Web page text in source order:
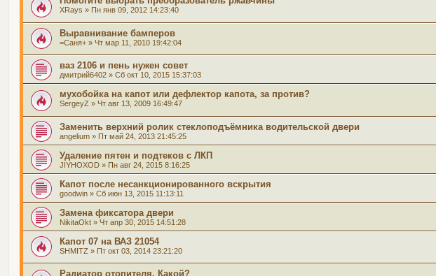
XRays » Пн янв 09, 2012 14:23:40
Выравнивание бамперов
=Саня+ » Чт мар 11, 2010 19:42:04
ваз 2106 и пень нужен совет
дмитрий6402 » Сб окт 10, 2015 15:37:03
мухобойка на капот или дефлектор капота, за против?
SergeyZ » Чт авг 13, 2009 16:49:47
Заменить верхний ролик стеклоподъёмника водительской двери
angelium » Пт май 24, 2013 21:45:25
Удаление пятен и подтеков с ЛКП
JIYHOXOD » Пн авг 24, 2015 8:16:25
Капот после несанкционированного вскрытия
goodwin » Сб июн 13, 2015 11:13:11
Замена фиксатора двери
NikitaOkt » Чт апр 30, 2015 14:51:28
Капот 07 на ВАЗ 21054
SHMITZ » Пт окт 03, 2014 23:21:20
Радиатор отопителя. Какой?